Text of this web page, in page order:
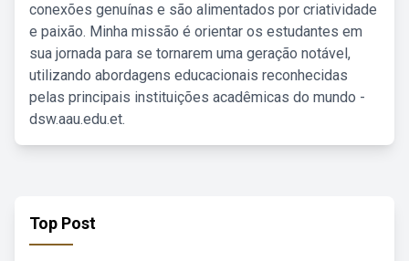
conexões genuínas e são alimentados por criatividade
e paixão. Minha missão é orientar os estudantes em
sua jornada para se tornarem uma geração notável,
utilizando abordagens educacionais reconhecidas
pelas principais instituições acadêmicas do mundo -
dsw.aau.edu.et.
Top Post